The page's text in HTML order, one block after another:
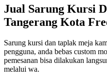
Jual Sarung Kursi
Tangerang Kota
Sarung kursi dan taplak meja
pengguna, anda bebas custom
pemesanan bisa dilakukan
melalui wa.